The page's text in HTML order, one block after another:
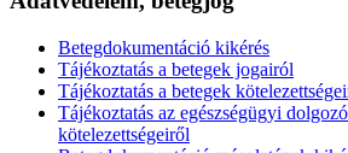
Betegdokumentáció kikérés
Tájékoztatás a betegek jogairól
Tájékoztatás a betegek
Tájékoztatás az egészségügyi
kötelezettségeiről